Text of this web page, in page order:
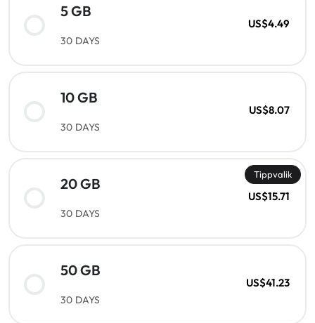
5 GB
30 DAYS
US$4.49
10 GB
30 DAYS
US$8.07
Tippvalik
20 GB
30 DAYS
US$15.71
50 GB
30 DAYS
US$41.23